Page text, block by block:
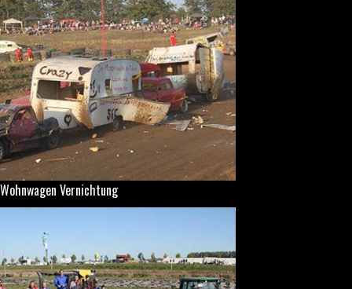
Wohnwagen Vernichtung